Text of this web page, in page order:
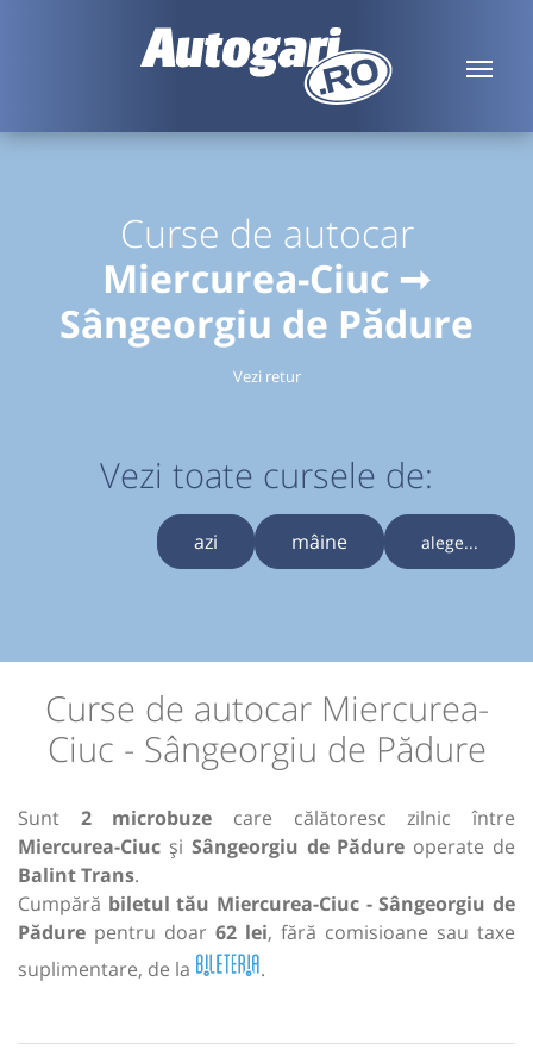
Curse de autocar
Miercurea-Ciuc ➞
Sângeorgiu de Pădure
Vezi retur
Vezi toate cursele de:
azi mâine alege...
Curse de autocar Miercurea-
Ciuc - Sângeorgiu de Pădure
Sunt 2 microbuze care călătoresc zilnic între
Miercurea-Ciuc și Sângeorgiu de Pădure operate de
Balint Trans.
Cumpără biletul tău Miercurea-Ciuc - Sângeorgiu de
Pădure pentru doar 62 lei, fără comisioane sau taxe
suplimentare, de la
.